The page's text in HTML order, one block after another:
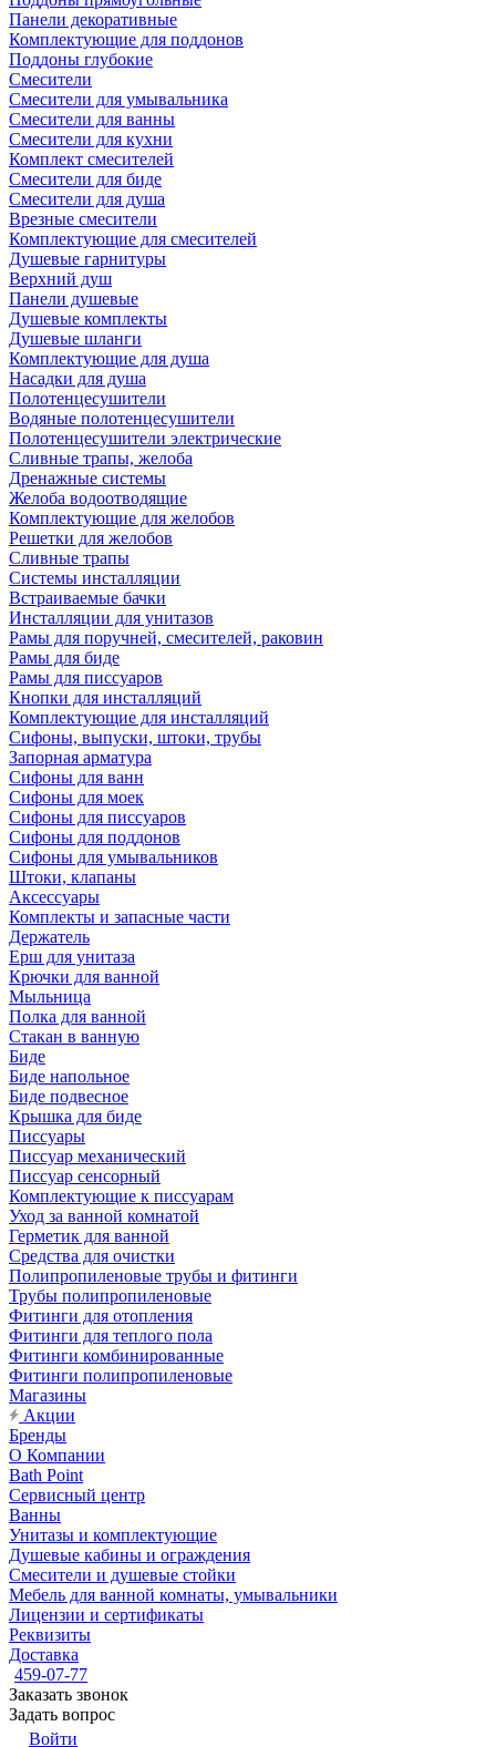
Панели декоративные
Комплектующие для поддонов
Поддоны глубокие
Смесители
Смесители для умывальника
Смесители для ванны
Смесители для кухни
Комплект смесителей
Смесители для биде
Смесители для душа
Врезные смесители
Комплектующие для смесителей
Душевые гарнитуры
Верхний душ
Панели душевые
Душевые комплекты
Душевые шланги
Комплектующие для душа
Насадки для душа
Полотенцесушители
Водяные полотенцесушители
Полотенцесушители электрические
Сливные трапы, желоба
Дренажные системы
Желоба водоотводящие
Комплектующие для желобов
Решетки для желобов
Сливные трапы
Системы инсталляции
Встраиваемые бачки
Инсталляции для унитазов
Рамы для поручней, смесителей, раковин
Рамы для биде
Рамы для писсуаров
Кнопки для инсталляций
Комплектующие для инсталляций
Сифоны, выпуски, штоки, трубы
Запорная арматура
Сифоны для ванн
Сифоны для моек
Сифоны для писсуаров
Сифоны для поддонов
Сифоны для умывальников
Штоки, клапаны
Аксессуары
Комплекты и запасные части
Держатель
Ерш для унитаза
Крючки для ванной
Мыльница
Полка для ванной
Стакан в ванную
Биде
Биде напольное
Биде подвесное
Крышка для биде
Писсуары
Писсуар механический
Писсуар сенсорный
Комплектующие к писсуарам
Уход за ванной комнатой
Герметик для ванной
Средства для очистки
Полипропиленовые трубы и фитинги
Трубы полипропиленовые
Фитинги для отопления
Фитинги для теплого пола
Фитинги комбинированные
Фитинги полипропиленовые
Магазины
Акции
Бренды
О Компании
Bath Point
Сервисный центр
Ванны
Унитазы и комплектующие
Душевые кабины и ограждения
Смесители и душевые стойки
Мебель для ванной комнаты, умывальники
Лицензии и сертификаты
Реквизиты
Доставка
459-07-77
Заказать звонок
Задать вопрос
Войти